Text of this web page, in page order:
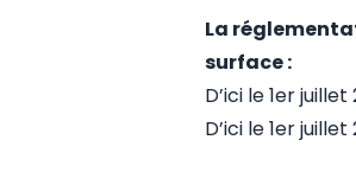
La
surface :
D’ici le 1er
D’ici le 1er